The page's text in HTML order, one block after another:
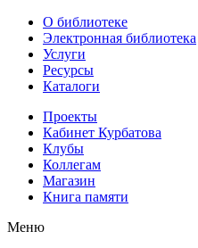
О библиотеке
Электронная библиотека
Услуги
Ресурсы
Каталоги
Проекты
Кабинет Курбатова
Клубы
Коллегам
Магазин
Книга памяти
Меню